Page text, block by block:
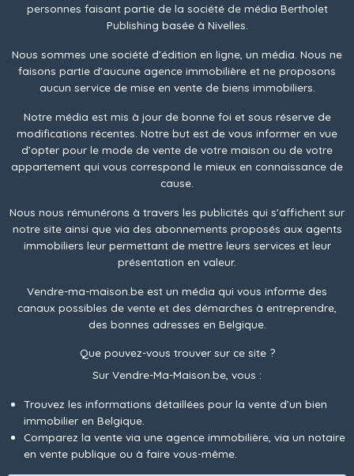
personnes faisant partie de la société de média Bertholet
Publishing basée à Nivelles.
Nous sommes une société d'édition en ligne, un média. Nous ne
faisons partie d'aucune agence immobilière et ne proposons
aucun service de mise en vente de biens immobiliers.
Notre média est mis à jour de bonne foi et sous réserve de
modifications récentes. Notre but est de vous informer en vue
d’opter pour le mode de vente de votre maison ou de votre
appartement qui vous correspond le mieux en connaissance de
cause.
Nous nous rémunérons à travers les publicités qui s'affichent sur
notre site ainsi que via des abonnements proposés aux agents
immobiliers leur permettant de mettre leurs services et leur
présentation en valeur.
Vendre-ma-maison.be est un média qui vous informe des
canaux possibles de vente et des démarches à entreprendre,
des bonnes adresses en Belgique.
Que pouvez-vous trouver sur ce site ?
Sur Vendre-Ma-Maison.be, vous :
Trouvez les informations détaillées pour la vente d’un bien
immobilier en Belgique.
Comparez la vente via une agence immobilière, via un notaire
en vente publique ou à faire vous-même.